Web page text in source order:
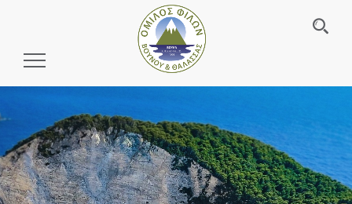
Toggle